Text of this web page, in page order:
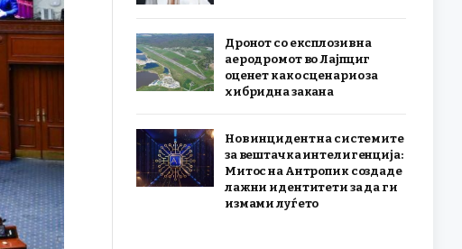
Дронот со експлозив на
аеродромот во Лајпциг
оценет како сценарио за
хибридна закана
Нов инцидент на системите
за вештачка интелигенција:
Митос на Антропик создаде
лажни идентитети за да ги
измами луѓето